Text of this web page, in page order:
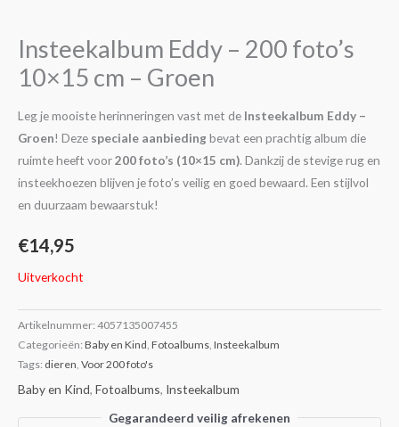
Insteekalbum Eddy – 200 foto’s
10×15 cm – Groen
Leg je mooiste herinneringen vast met de Insteekalbum Eddy –
Groen! Deze speciale aanbieding bevat een prachtig album die
ruimte heeft voor200 foto’s (10×15 cm). Dankzij de stevige rug en
insteekhoezen blijven je foto’s veilig en goed bewaard. Een stijlvol
en duurzaam bewaarstuk!
€14,95
Uitverkocht
Artikelnummer: 4057135007455
Categorieën: Baby en Kind Fotoalbums Insteekalbum
Tags: dieren Voor 200 foto's
Baby en Kind, Fotoalbums, Insteekalbum
Gegarandeerd veilig afrekenen